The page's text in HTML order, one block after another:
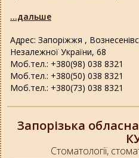
Адрес: Запоріжжя ,
Незалежної України, 68
Моб.тел.: +380(98) 038 8321
Моб.тел.: +380(50) 038 8321
Моб.тел.: +380(73) 038 8321
...дальше
Запорізька
Стоматології,